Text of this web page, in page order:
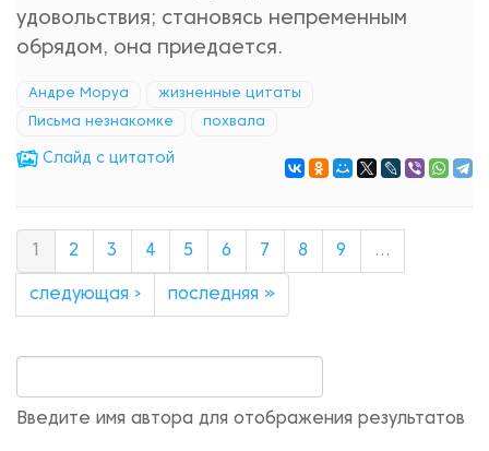
удовольствия; становясь непременным
обрядом, она приедается.
Андре Моруа жизненные цитаты
Письма незнакомке похвала
Cлайд с цитатой
2 3 4 5 6 7 8 9 …
следующая › последняя »
Введите имя автора для отображения результатов